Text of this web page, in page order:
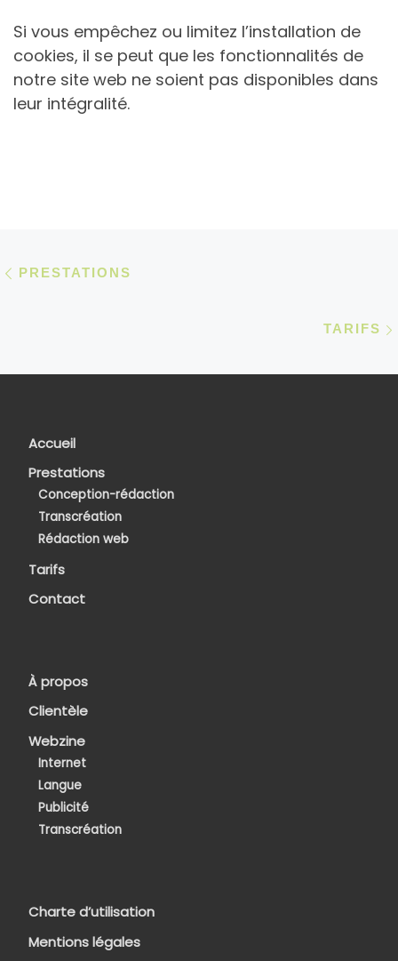
Si vous empêchez ou limitez l’installation de
cookies, il se peut que les fonctionnalités de
notre site web ne soient pas disponibles dans
leur intégralité.
Parcourir les articles
PRESTATIONS
TARIFS
Accueil
Prestations
Conception-rédaction
Transcréation
Rédaction web
Tarifs
Contact
À propos
Clientèle
Webzine
Internet
Langue
Publicité
Transcréation
Charte d’utilisation
Mentions légales